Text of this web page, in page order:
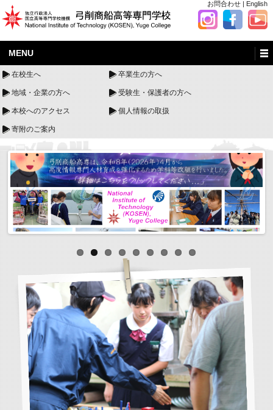
お問合わせ | English
MENU
在校生へ 卒業生の方へ
地域・企業の方へ 受験生・保護者の方へ
本校へのアクセス 個人情報の取扱
寄附のご案内
オープンキャンパス
今年度のスケジュール
詳しくはこちらから